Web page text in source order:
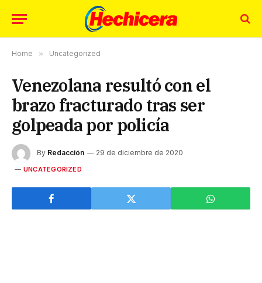
Home » Uncategorized
Venezolana resultó con el
brazo fracturado tras ser
golpeada por policía
By Redacción 29 de diciembre de 2020
UNCATEGORIZED